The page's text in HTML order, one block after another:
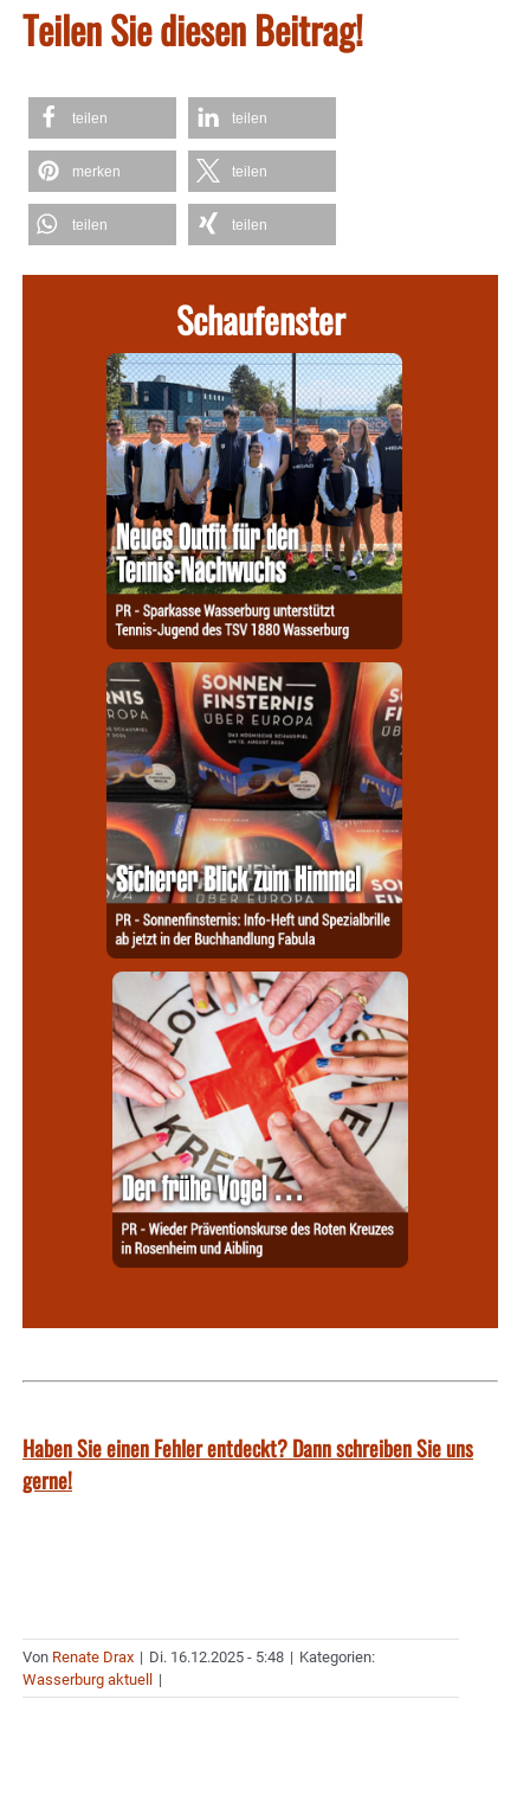
Teilen Sie diesen Beitrag!
teilen teilen
merken teilen
teilen teilen
Schaufenster
Haben Sie einen Fehler entdeckt? Dann schreiben Sie uns
gerne!
Von Renate Drax | Di. 16.12.2025 - 5:48 | Kategorien:
Wasserburg aktuell
|